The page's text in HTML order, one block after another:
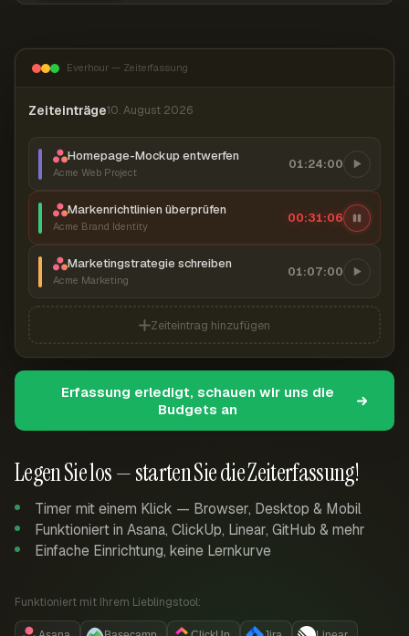
Legen Sie los — starten Sie die Zeiterfassung!
Timer mit einem Klick — Browser, Desktop & Mobil
Funktioniert in Asana, ClickUp, Linear, GitHub & mehr
Einfache Einrichtung, keine Lernkurve
Funktioniert mit Ihrem Lieblingstool:
Everhour — Zeiterfassung
Zeiteinträge10. August 2026
Homepage-Mockup entwerfen
Acme Web Project
01:24:00
Markenrichtlinien überprüfen
Acme Brand Identity
00:31:07
Marketingstrategie schreiben
Acme Marketing
01:07:00
Zeiteintrag hinzufügen
Erfassung erledigt, schauen wir uns die
Budgets an